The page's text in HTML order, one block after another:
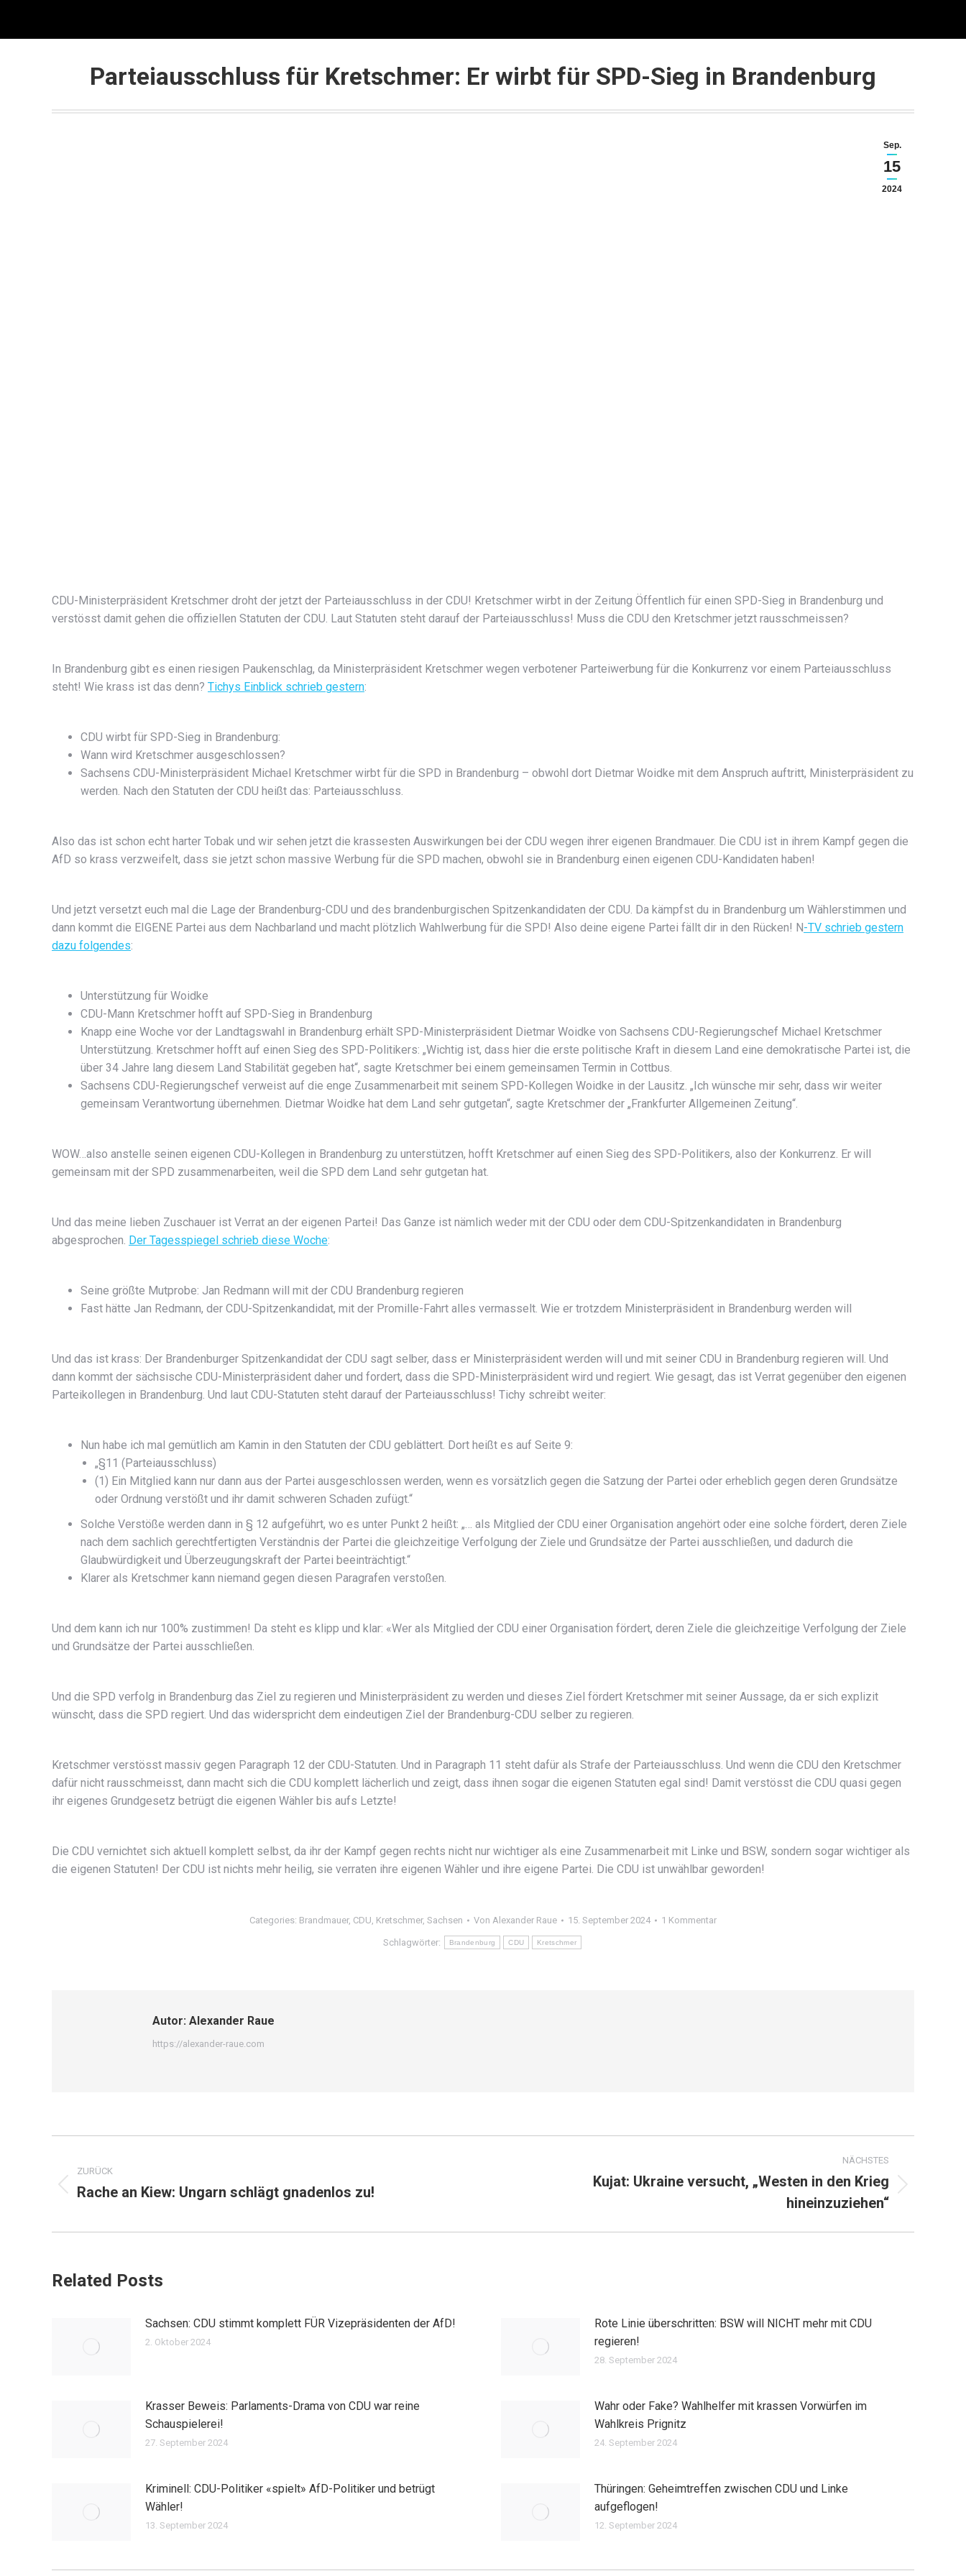
Parteiausschluss für Kretschmer: Er wirbt für SPD-Sieg in Brandenburg
Sep.
15
2024
CDU-Ministerpräsident Kretschmer droht der jetzt der Parteiausschluss in der CDU! Kretschmer wirbt in der Zeitung Öffentlich für einen SPD-Sieg in Brandenburg und
verstösst damit gehen die offiziellen Statuten der CDU. Laut Statuten steht darauf der Parteiausschluss! Muss die CDU den Kretschmer jetzt rausschmeissen?
In Brandenburg gibt es einen riesigen Paukenschlag, da Ministerpräsident Kretschmer wegen verbotener Parteiwerbung für die Konkurrenz vor einem Parteiausschluss
steht! Wie krass ist das denn? Tichys Einblick schrieb gestern:
CDU wirbt für SPD-Sieg in Brandenburg:
Wann wird Kretschmer ausgeschlossen?
Sachsens CDU-Ministerpräsident Michael Kretschmer wirbt für die SPD in Brandenburg – obwohl dort Dietmar Woidke mit dem Anspruch auftritt, Ministerpräsident zu
werden. Nach den Statuten der CDU heißt das: Parteiausschluss.
Also das ist schon echt harter Tobak und wir sehen jetzt die krassesten Auswirkungen bei der CDU wegen ihrer eigenen Brandmauer. Die CDU ist in ihrem Kampf gegen die
AfD so krass verzweifelt, dass sie jetzt schon massive Werbung für die SPD machen, obwohl sie in Brandenburg einen eigenen CDU-Kandidaten haben!
Und jetzt versetzt euch mal die Lage der Brandenburg-CDU und des brandenburgischen Spitzenkandidaten der CDU. Da kämpfst du in Brandenburg um Wählerstimmen und
dann kommt die EIGENE Partei aus dem Nachbarland und macht plötzlich Wahlwerbung für die SPD! Also deine eigene Partei fällt dir in den Rücken! N-TV schrieb gestern
dazu folgendes:
Unterstützung für Woidke
CDU-Mann Kretschmer hofft auf SPD-Sieg in Brandenburg
Knapp eine Woche vor der Landtagswahl in Brandenburg erhält SPD-Ministerpräsident Dietmar Woidke von Sachsens CDU-Regierungschef Michael Kretschmer
Unterstützung. Kretschmer hofft auf einen Sieg des SPD-Politikers: „Wichtig ist, dass hier die erste politische Kraft in diesem Land eine demokratische Partei ist, die
über 34 Jahre lang diesem Land Stabilität gegeben hat“, sagte Kretschmer bei einem gemeinsamen Termin in Cottbus.
Sachsens CDU-Regierungschef verweist auf die enge Zusammenarbeit mit seinem SPD-Kollegen Woidke in der Lausitz. „Ich wünsche mir sehr, dass wir weiter
gemeinsam Verantwortung übernehmen. Dietmar Woidke hat dem Land sehr gutgetan“, sagte Kretschmer der „Frankfurter Allgemeinen Zeitung“.
WOW…also anstelle seinen eigenen CDU-Kollegen in Brandenburg zu unterstützen, hofft Kretschmer auf einen Sieg des SPD-Politikers, also der Konkurrenz. Er will
gemeinsam mit der SPD zusammenarbeiten, weil die SPD dem Land sehr gutgetan hat.
Und das meine lieben Zuschauer ist Verrat an der eigenen Partei! Das Ganze ist nämlich weder mit der CDU oder dem CDU-Spitzenkandidaten in Brandenburg
abgesprochen. Der Tagesspiegel schrieb diese Woche:
Seine größte Mutprobe: Jan Redmann will mit der CDU Brandenburg regieren
Fast hätte Jan Redmann, der CDU-Spitzenkandidat, mit der Promille-Fahrt alles vermasselt. Wie er trotzdem Ministerpräsident in Brandenburg werden will
Und das ist krass: Der Brandenburger Spitzenkandidat der CDU sagt selber, dass er Ministerpräsident werden will und mit seiner CDU in Brandenburg regieren will. Und
dann kommt der sächsische CDU-Ministerpräsident daher und fordert, dass die SPD-Ministerpräsident wird und regiert. Wie gesagt, das ist Verrat gegenüber den eigenen
Parteikollegen in Brandenburg. Und laut CDU-Statuten steht darauf der Parteiausschluss! Tichy schreibt weiter:
Nun habe ich mal gemütlich am Kamin in den Statuten der CDU geblättert. Dort heißt es auf Seite 9:
„§11 (Parteiausschluss)
(1) Ein Mitglied kann nur dann aus der Partei ausgeschlossen werden, wenn es vorsätzlich gegen die Satzung der Partei oder erheblich gegen deren Grundsätze
oder Ordnung verstößt und ihr damit schweren Schaden zufügt.“
Solche Verstöße werden dann in § 12 aufgeführt, wo es unter Punkt 2 heißt: „… als Mitglied der CDU einer Organisation angehört oder eine solche fördert, deren Ziele
nach dem sachlich gerechtfertigten Verständnis der Partei die gleichzeitige Verfolgung der Ziele und Grundsätze der Partei ausschließen, und dadurch die
Glaubwürdigkeit und Überzeugungskraft der Partei beeinträchtigt.“
Klarer als Kretschmer kann niemand gegen diesen Paragrafen verstoßen.
Und dem kann ich nur 100% zustimmen! Da steht es klipp und klar: «Wer als Mitglied der CDU einer Organisation fördert, deren Ziele die gleichzeitige Verfolgung der Ziele
und Grundsätze der Partei ausschließen.
Und die SPD verfolg in Brandenburg das Ziel zu regieren und Ministerpräsident zu werden und dieses Ziel fördert Kretschmer mit seiner Aussage, da er sich explizit
wünscht, dass die SPD regiert. Und das widerspricht dem eindeutigen Ziel der Brandenburg-CDU selber zu regieren.
Kretschmer verstösst massiv gegen Paragraph 12 der CDU-Statuten. Und in Paragraph 11 steht dafür als Strafe der Parteiausschluss. Und wenn die CDU den Kretschmer
dafür nicht rausschmeisst, dann macht sich die CDU komplett lächerlich und zeigt, dass ihnen sogar die eigenen Statuten egal sind! Damit verstösst die CDU quasi gegen
ihr eigenes Grundgesetz betrügt die eigenen Wähler bis aufs Letzte!
Die CDU vernichtet sich aktuell komplett selbst, da ihr der Kampf gegen rechts nicht nur wichtiger als eine Zusammenarbeit mit Linke und BSW, sondern sogar wichtiger als
die eigenen Statuten! Der CDU ist nichts mehr heilig, sie verraten ihre eigenen Wähler und ihre eigene Partei. Die CDU ist unwählbar geworden!
Categories: Brandmauer, CDU, Kretschmer, Sachsen Von Alexander Raue 15. September 2024 1 Kommentar
Schlagwörter: Brandenburg CDU Kretschmer
Autor: Alexander Raue
https://alexander-raue.com
ZURÜCK
Vorheriger
Rache an Kiew: Ungarn schlägt gnadenlos zu!
NÄCHSTES
Kujat: Ukraine versucht, „Westen in den Krieg
hineinzuziehen“
Related Posts
Sachsen: CDU stimmt komplett FÜR Vizepräsidenten der AfD!
2. Oktober 2024
Rote Linie überschritten: BSW will NICHT mehr mit CDU
regieren!
28. September 2024
Krasser Beweis: Parlaments-Drama von CDU war reine
Schauspielerei!
27. September 2024
Wahr oder Fake? Wahlhelfer mit krassen Vorwürfen im
Wahlkreis Prignitz
24. September 2024
Kriminell: CDU-Politiker «spielt» AfD-Politiker und betrügt
Wähler!
13. September 2024
Thüringen: Geheimtreffen zwischen CDU und Linke
aufgeflogen!
12. September 2024